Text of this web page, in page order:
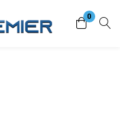
0
login.